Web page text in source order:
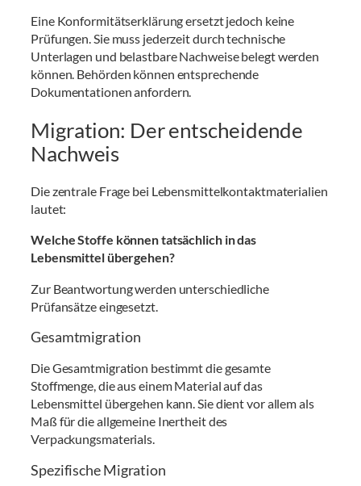
Eine Konformitätserklärung ersetzt jedoch keine
Prüfungen. Sie muss jederzeit durch technische
Unterlagen und belastbare Nachweise belegt werden
können. Behörden können entsprechende
Dokumentationen anfordern.
Migration: Der entscheidende
Nachweis
Die zentrale Frage bei Lebensmittelkontaktmaterialien
lautet:
Welche Stoffe können tatsächlich in das
Lebensmittel übergehen?
Zur Beantwortung werden unterschiedliche
Prüfansätze eingesetzt.
Gesamtmigration
Die Gesamtmigration bestimmt die gesamte
Stoffmenge, die aus einem Material auf das
Lebensmittel übergehen kann. Sie dient vor allem als
Maß für die allgemeine Inertheit des
Verpackungsmaterials.
Spezifische Migration